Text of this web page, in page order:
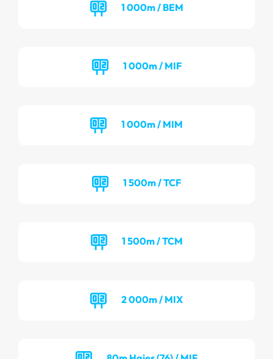
1 000m / BEM
1 000m / MIF
1 000m / MIM
1 500m / TCF
1 500m / TCM
2 000m / MIX